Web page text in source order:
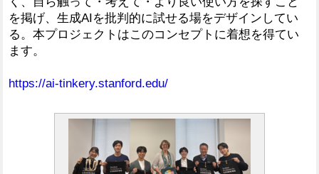
を掲げ、生成AIを批判的に試せる場をデザインしてい
る。本プロジェクトはこのコンセプトに着想を得てい
ます。
https://ai-tinkery.stanford.edu/